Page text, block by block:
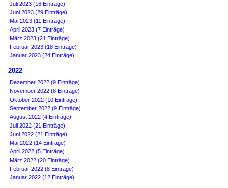
Juli 2023 (16 Einträge)
Juni 2023 (29 Einträge)
Mai 2023 (11 Einträge)
April 2023 (7 Einträge)
März 2023 (21 Einträge)
Februar 2023 (18 Einträge)
Januar 2023 (24 Einträge)
2022
Dezember 2022 (9 Einträge)
November 2022 (8 Einträge)
Oktober 2022 (10 Einträge)
September 2022 (9 Einträge)
August 2022 (4 Einträge)
Juli 2022 (21 Einträge)
Juni 2022 (21 Einträge)
Mai 2022 (14 Einträge)
April 2022 (5 Einträge)
März 2022 (20 Einträge)
Februar 2022 (8 Einträge)
Januar 2022 (12 Einträge)